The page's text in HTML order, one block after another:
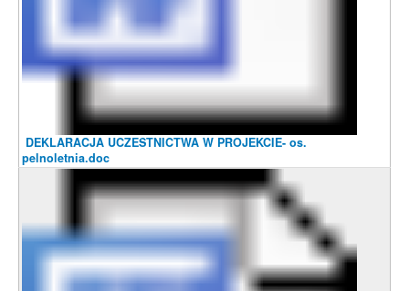
DEKLARACJA UCZESTNICTWA W PROJEKCIE- os.
pelnoletnia.doc